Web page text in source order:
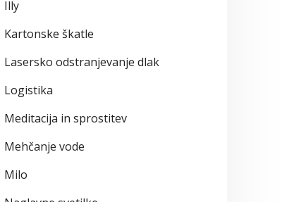
Illy
Kartonske škatle
Lasersko odstranjevanje dlak
Logistika
Meditacija in sprostitev
Mehčanje vode
Milo